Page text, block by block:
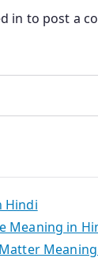
in to post a
Hindi
Meaning in
Matter